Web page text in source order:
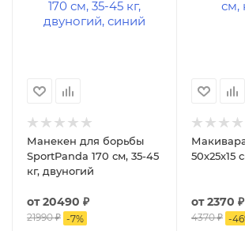
Манекен для борьбы
SportPanda 170 см, 35-45
кг, двуногий
от20490 ₽
21990 ₽ -7%
50х25х15
от2370 ₽
4370 ₽ -46